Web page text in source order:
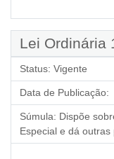
Lei Ordinária
Status: Vigente
Data de Publicação:
Súmula: Dispõe
Especial e dá outras